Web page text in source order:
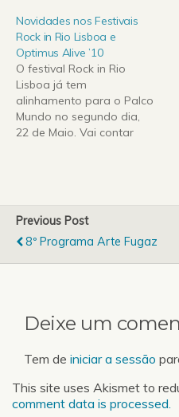
Novidades nos Festivais
Rock in Rio Lisboa e
Optimus Alive ’10
O festival Rock in Rio
Lisboa já tem
alinhamento para o Palco
Mundo no segundo dia,
22 de Maio. Vai contar
o regresso ao palco dos
portugueses Trovante.No
terceiro dia de festival,…
Previous Post
8º Programa Arte Fugaz
Deixe um
Tem de iniciar a sessão
This site uses Akismet to
comment data is processed.